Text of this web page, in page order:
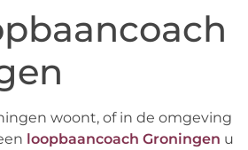
woont, of in de omgeving
loopbaancoach Groningen u